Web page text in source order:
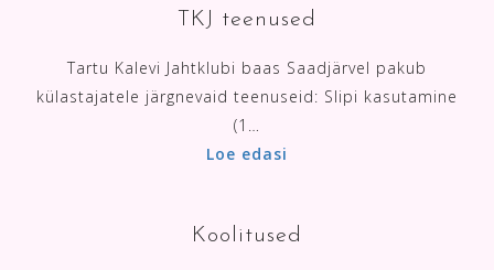
TKJ teenused
Tartu Kalevi Jahtklubi baas Saadjärvel pakub
külastajatele järgnevaid teenuseid: Slipi kasutamine
(1…
Loe edasi
Koolitused